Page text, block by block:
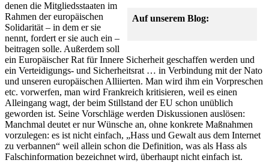
Auf unserem Blog:
denen die Mitgliedsstaaten im
Rahmen der europäischen
Solidarität – in dem er sie
nennt, fordert er sie auch ein –
beitragen solle. Außerdem soll
ein Europäischer Rat für Innere Sicherheit geschaffen werden und
ein Verteidigungs- und Sicherheitsrat … in Verbindung mit der Nato
und unseren europäischen Alliierten. Man wird ihm ein Vorpreschen
etc. vorwerfen, man wird Frankreich kritisieren, weil es einen
Alleingang wagt, der beim Stillstand der EU schon unüblich
geworden ist. Seine Vorschläge werden Diskussionen auslösen:
Manchmal deutet er nur Wünsche an, ohne konkrete Maßnahmen
vorzulegen: es ist nicht einfach, „Hass und Gewalt aus dem Internet
zu verbannen“ weil allein schon die Definition, was als Hass als
Falschinformation bezeichnet wird, überhaupt nicht einfach ist.